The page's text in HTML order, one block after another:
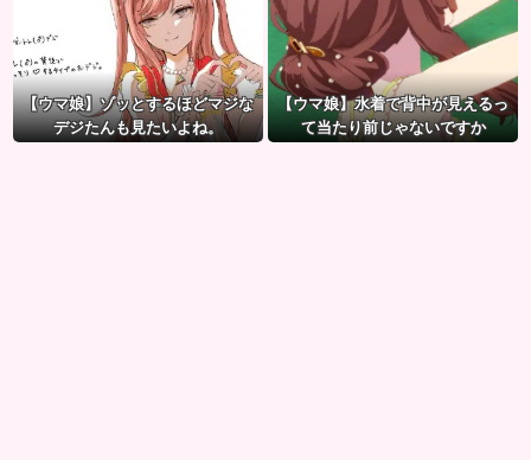
【ウマ娘】ゾッとするほどマジな
デジたんも見たいよね。
【ウマ娘】水着で背中が見えるっ
て当たり前じゃないですか